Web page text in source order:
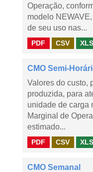
Operação,
modelo
de seu uso nas...
PDF CSV
CMO Semi-
Valores do custo,
produzida, para
unidade de carga
Marginal de
estimado...
PDF CSV
CMO Semanal